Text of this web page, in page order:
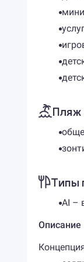
Пляж
Типы
AI –
Описание